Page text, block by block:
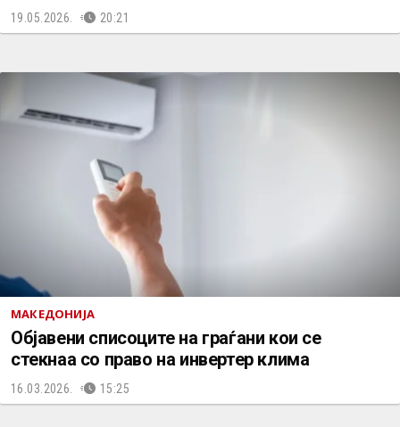
19.05.2026. 20:21
МАКЕДОНИЈА
Објавени списоците на граѓани кои се
стекнаа со право на инвертер клима
16.03.2026. 15:25